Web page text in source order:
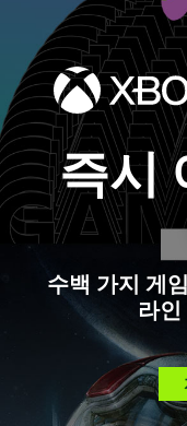
즉시
수백 가지 게
라